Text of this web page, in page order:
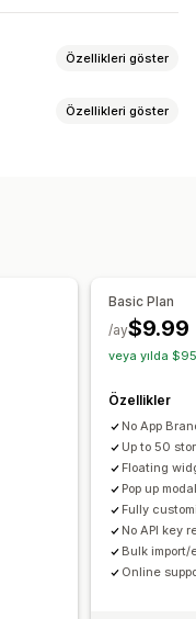
Özellikleri göster
Özellikleri göster
Basic Plan
$9.99
/ay
veya yılda
Özellikler
No App
Up to 50
Floating
Pop up
Fully
No API key
Bulk import/
Online